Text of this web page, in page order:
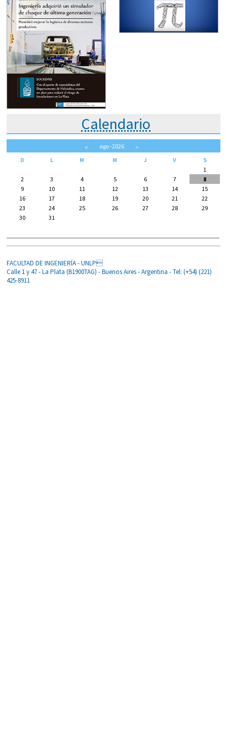
Calendario
< ago-2026
>
D
L M M J V
S
1
2
3 4 5 6 7
8
9
10 11 12 13 14
15
16
17 18 19 20 21
22
23
24 25 26 27 28
29
30
31
FACULTAD DE INGENIERÍA - UNLP
Calle 1 y 47 - La Plata (B1900TAG) - Buenos Aires - Argentina - Tel: (+54) (221)
425-8911